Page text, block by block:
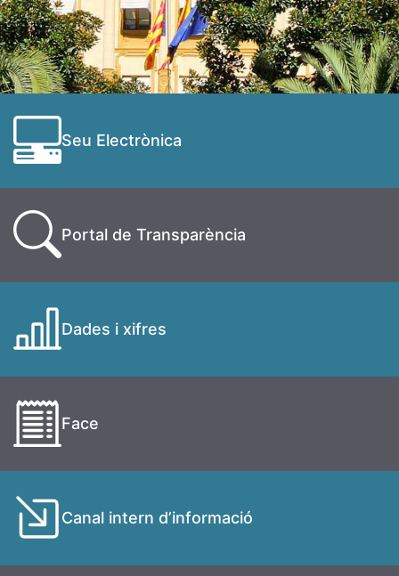
Seu Electrònica
Portal de Transparència
Dades i xifres
Face
Canal intern d’informació